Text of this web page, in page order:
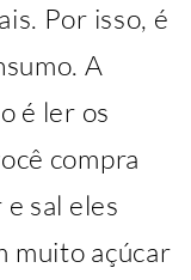
Por isso, é
A
é ler os
compra
sal eles
muito açúcar